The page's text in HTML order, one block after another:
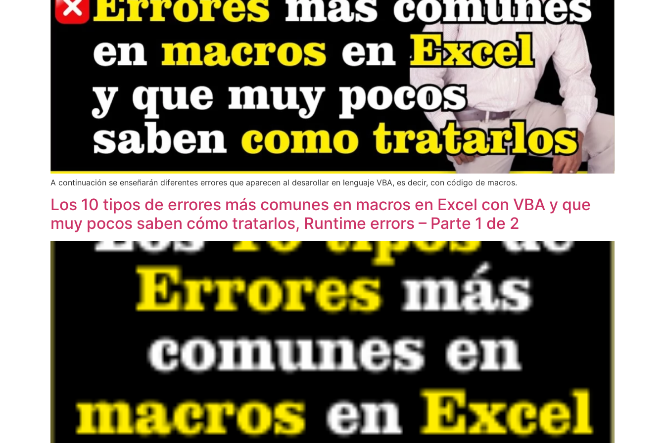
A continuación se enseñarán diferentes errores que aparecen al desarollar en lenguaje VBA, es decir, con código de macros.
Los 10 tipos de errores más comunes en macros en Excel con VBA y que
muy pocos saben cómo tratarlos, Runtime errors – Parte 1 de 2